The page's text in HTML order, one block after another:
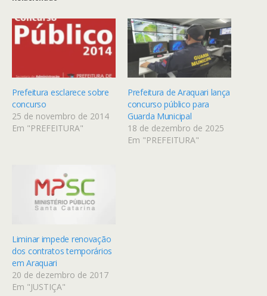
Prefeitura esclarece sobre
concurso
25 de novembro de 2014
Em "PREFEITURA"
Prefeitura de Araquari lança
concurso público para
Guarda Municipal
18 de dezembro de 2025
Em "PREFEITURA"
Liminar impede renovação
dos contratos temporários
em Araquari
20 de dezembro de 2017
Em "JUSTIÇA"